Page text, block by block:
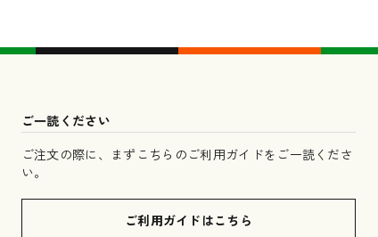
ご一読ください
ご注文の際に、まずこちらのご利用ガイドをご一読くださ
い。
ご利用ガイドはこちら